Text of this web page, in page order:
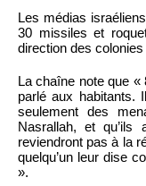
Les médias
30 missiles et
direction des
La chaîne note que «
parlé aux habitants.
seulement des
Nasrallah, et
reviendront pas à la
quelqu’un leur dise
».